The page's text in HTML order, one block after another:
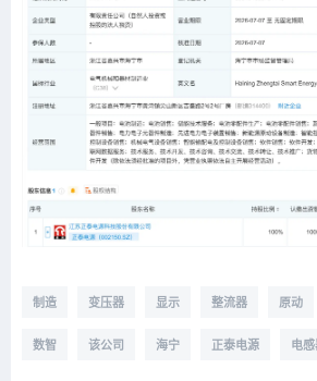
制造 变压器 显示 整流器 原动
数智 该公司 海宁 正泰电源 电